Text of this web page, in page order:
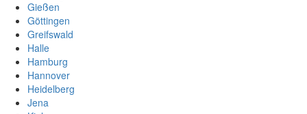
Gießen
Göttingen
Greifswald
Halle
Hamburg
Hannover
Heidelberg
Jena